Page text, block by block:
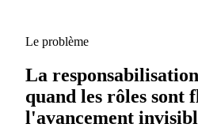
Le problème
La
quand les rôles sont
l'avancement